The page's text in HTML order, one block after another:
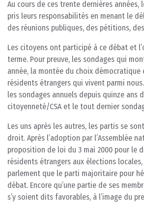
Au cours de ces trente dernières
pris leurs responsabilités en menant le
des réunions publiques, des pétitions,
Les citoyens ont participé à ce débat et
terme. Pour preuve, les sondages qui
année, la montée du choix démocratique
résidents étrangers qui vivent parmi
les sondages annuels depuis quinze ans
citoyenneté/CSA et le tout dernier
Les uns après les autres, les partis se
droit. Après l’adoption par l’Assemblée
proposition de loi du 3 mai 2000 pour le
résidents étrangers aux élections
parlement que le parti majoritaire pour
débat. Encore qu’une partie de ses
s’y soient dits favorables, à l’image du